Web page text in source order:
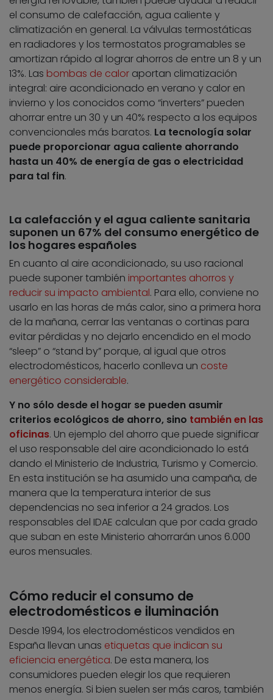
el consumo de calefacción, agua caliente y
climatización en general. La válvulas termostáticas
en radiadores y los termostatos programables se
amortizan rápido al lograr ahorros de entre un 8 y un
13%. Las bombas de calor aportan climatización
integral: aire acondicionado en verano y calor en
invierno y los conocidos como “inverters” pueden
ahorrar entre un 30 y un 40% respecto a los equipos
convencionales más baratos. La tecnología solar
puede proporcionar agua caliente ahorrando
hasta un 40% de energía de gas o electricidad
para tal fin.
La calefacción y el agua caliente sanitaria
suponen un 67% del consumo energético de
los hogares españoles
En cuanto al aire acondicionado, su uso racional
puede suponer también importantes ahorros y
reducir su impacto ambiental. Para ello, conviene no
usarlo en las horas de más calor, sino a primera hora
de la mañana, cerrar las ventanas o cortinas para
evitar pérdidas y no dejarlo encendido en el modo
“sleep” o “stand by” porque, al igual que otros
electrodomésticos, hacerlo conlleva un coste
energético considerable.
Y no sólo desde el hogar se pueden asumir
criterios ecológicos de ahorro, sino también en las
oficinas. Un ejemplo del ahorro que puede significar
el uso responsable del aire acondicionado lo está
dando el Ministerio de Industria, Turismo y Comercio.
En esta institución se ha asumido una campaña, de
manera que la temperatura interior de sus
dependencias no sea inferior a 24 grados. Los
responsables del IDAE calculan que por cada grado
que suban en este Ministerio ahorrarán unos 6.000
euros mensuales.
Cómo reducir el consumo de
electrodomésticos e iluminación
Desde 1994, los electrodomésticos vendidos en
España llevan unas etiquetas que indican su
eficiencia energética. De esta manera, los
consumidores pueden elegir los que requieren
menos energía. Si bien suelen ser más caros, también